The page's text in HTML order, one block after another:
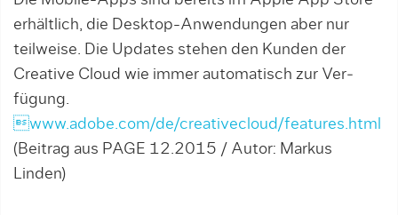
erhältlich, die Desktop-Anwendungen aber nur
teilweise. Die Updates stehen den Kun­den der
Creative Cloud wie immer automatisch zur Ver­
fügung.
www.adobe.com/de/creativecloud/features.html
(Beitrag aus PAGE 12.2015 / Autor: Markus
Linden)